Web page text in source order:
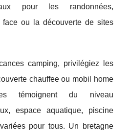
pour les randonnées,
face ou la découverte de sites
camping, privilégiez les
chauffee ou mobil home
témoignent du niveau
espace aquatique, piscine
pour tous. Un bretagne